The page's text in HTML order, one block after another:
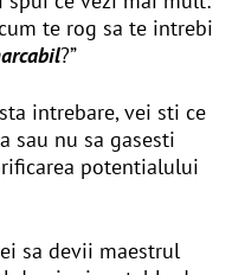
te rog sa te intrebi
?”
intrebare, vei sti ce
sau nu sa gasesti
potentialului
sa devii maestrul